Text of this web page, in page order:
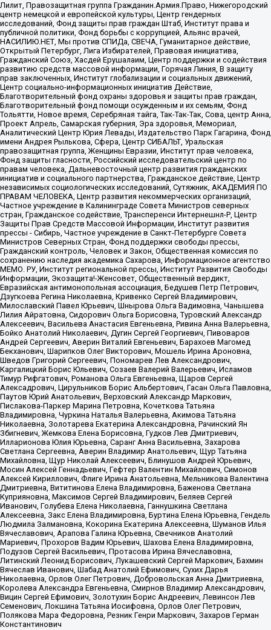
Лилит, Правозащитная группа Гражданин.Армия.Право, Нижегородский
центр немецкой и европейской культуры, Центр гендерных
исследований, Фонд защиты прав граждан Штаб, Институт права и
публичной политики, Фонд борьбы с коррупцией, Альянс врачей,
НАСИЛИЮ.НЕТ, Мы против СПИДа, СВЕЧА, Гуманитарное действие,
Открытый Петербург, Лига Избирателей, Правовая инициатива,
Гражданский Союз, Хасдей Ерушалаим, Центр поддержки и содействия
развитию средств массовой информации, Горячая Линия, В защиту
прав заключенных, Институт глобализации и социальных движений,
Центр социально-информационных инициатив Действие,
Благотворительный фонд охраны здоровья и защиты прав граждан,
Благотворительный фонд помощи осужденным и их семьям, Фонд
Тольятти, Новое время, Серебряная тайга, Так-Так-Так, Сова, центр Анна,
Проект Апрель, Самарская губерния, Эра здоровья, Мемориал,
Аналитический Центр Юрия Левады, Издательство Парк Гагарина, Фонд
имени Андрея Рылькова, Сфера, Центр СИБАЛЬТ, Уральская
правозащитная группа, Женщины Евразии, Институт прав человека,
Фонд защиты гласности, Российский исследовательский центр по
правам человека, Дальневосточный центр развития гражданских
инициатив и социального партнерства, Гражданское действие, Центр
независимых социологических исследований, Сутяжник, АКАДЕМИЯ ПО
ПРАВАМ ЧЕЛОВЕКА, Центр развития некоммерческих организаций,
Частное учреждение в Калининграде Совета Министров северных
стран, Гражданское содействие, Трансперенси Интернешнл-Р, Центр
Защиты Прав Средств Массовой Информации, Институт развития
прессы - Сибирь, Частное учреждение в Санкт-Петербурге Совета
Министров Северных Стран, Фонд поддержки свободы прессы,
Гражданский контроль, Человек и Закон, Общественная комиссия по
сохранению наследия академика Сахарова, Информационное агентство
МЕМО. РУ, Институт региональной прессы, Институт Развития Свободы
Информации, Экозащита!-Женсовет, Общественный вердикт,
Евразийская антимонопольная ассоциация, Бедушев Петр Петрович,
Дзугкоева Регина Николаевна, Кривенко Сергей Владимирович,
Милославский Павел Юрьевич, Шнырова Ольга Вадимовна, Чанышева
Лилия Айратовна, Сидорович Ольга Борисовна, Туровский Александр
Алексеевич, Васильева Анастасия Евгеньевна, Ривина Анна Валерьевна,
Бойко Анатолий Николаевич, Дугин Сергей Георгиевич, Пивоваров
Андрей Сергеевич, Аверин Виталий Евгеньевич, Барахоев Магомед
Бекханович, Шарипков Олег Викторович, Мошель Ирина Ароновна,
Шведов Григорий Сергеевич, Пономарев Лев Александрович,
Каргалицкий Борис Юльевич, Созаев Валерий Валерьевич, Исламов
Тимур Рифгатович, Романова Ольга Евгеньевна, Щаров Сергей
Алексадрович, Цирульников Борис Альбертович, Гасан Ольга Павловна,
Паутов Юрий Анатольевич, Верховский Александр Маркович,
Пислакова-Паркер Марина Петровна, Кочеткова Татьяна
Владимировна, Чуркина Наталья Валерьевна, Акимова Татьяна
Николаевна, Золотарева Екатерина Александровна, Рачинский Ян
Збигневич, Жемкова Елена Борисовна, Гудков Лев Дмитриевич,
Илларионова Юлия Юрьевна, Саранг Анна Васильевна, Захарова
Светлана Сергеевна, Аверин Владимир Анатольевич, Щур Татьяна
Михайловна, Щур Николай Алексеевич, Блинушов Андрей Юрьевич,
Мосин Алексей Геннадьевич, Гефтер Валентин Михайлович, Симонов
Алексей Кириллович, Флиге Ирина Анатольевна, Мельникова Валентина
Дмитриевна, Вититинова Елена Владимировна, Баженова Светлана
Куприяновна, Максимов Сергей Владимирович, Беляев Сергей
Иванович, Голубева Елена Николаевна, Ганнушкина Светлана
Алексеевна, Закс Елена Владимировна, Буртина Елена Юрьевна, Гендель
Людмила Залмановна, Кокорина Екатерина Алексеевна, Шуманов Илья
Вячеславович, Арапова Галина Юрьевна, Свечников Анатолий
Мариевич, Прохоров Вадим Юрьевич, Шахова Елена Владимировна,
Подузов Сергей Васильевич, Протасова Ирина Вячеславовна,
Литинский Леонид Борисович, Лукашевский Сергей Маркович, Бахмин
Вячеслав Иванович, Шабад Анатолий Ефимович, Сухих Дарья
Николаевна, Орлов Олег Петрович, Добровольская Анна Дмитриевна,
Королева Александра Евгеньевна, Смирнов Владимир Александрович,
Вицин Сергей Ефимович, Золотухин Борис Андреевич, Левинсон Лев
Семенович, Локшина Татьяна Иосифовна, Орлов Олег Петрович,
Полякова Мара Федоровна, Резник Генри Маркович, Захаров Герман
Константинович